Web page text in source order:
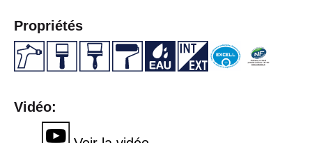
Propriétés
Vidéo: